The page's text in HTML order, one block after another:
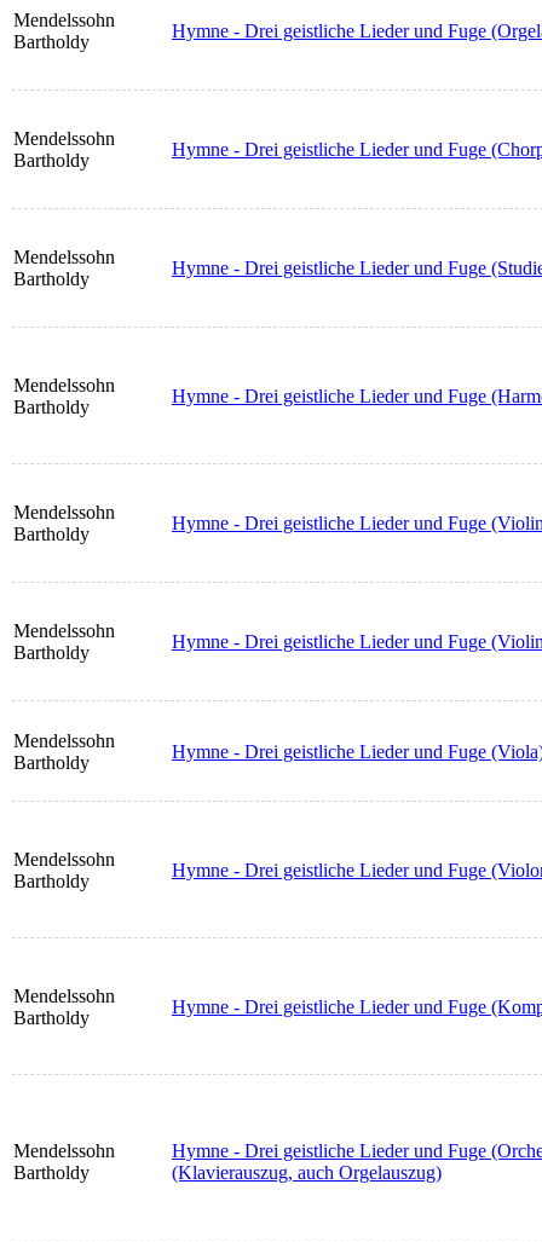
Mendelssohn
Bartholdy
Hymne - Drei geistliche Lieder und Fuge
Mendelssohn
Bartholdy
Hymne - Drei geistliche Lieder und Fuge
Mendelssohn
Bartholdy
Hymne - Drei geistliche Lieder und Fuge
Mendelssohn
Bartholdy
Hymne - Drei geistliche Lieder und Fuge
Mendelssohn
Bartholdy
Hymne - Drei geistliche Lieder und Fuge
Mendelssohn
Bartholdy
Hymne - Drei geistliche Lieder und Fuge
Mendelssohn
Bartholdy
Hymne - Drei geistliche Lieder und Fuge
Mendelssohn
Bartholdy
Hymne - Drei geistliche Lieder und Fuge
Mendelssohn
Bartholdy
Hymne - Drei geistliche Lieder und Fuge
Mendelssohn
Bartholdy
Hymne - Drei geistliche Lieder und Fuge
(Klavierauszug, auch Orgelauszug)